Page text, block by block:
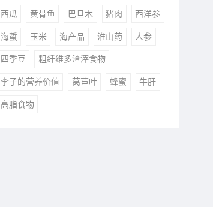
西瓜 黄骨鱼 巴旦木 猪肉 西洋参
海蜇 玉米 海产品 淮山药 人参
四季豆 粗纤维多渣滓食物
李子的营养价值 莴苣叶 蜂蜜 牛肝
高脂食物